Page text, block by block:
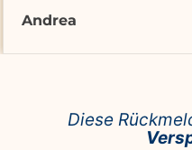
Andrea
Diese